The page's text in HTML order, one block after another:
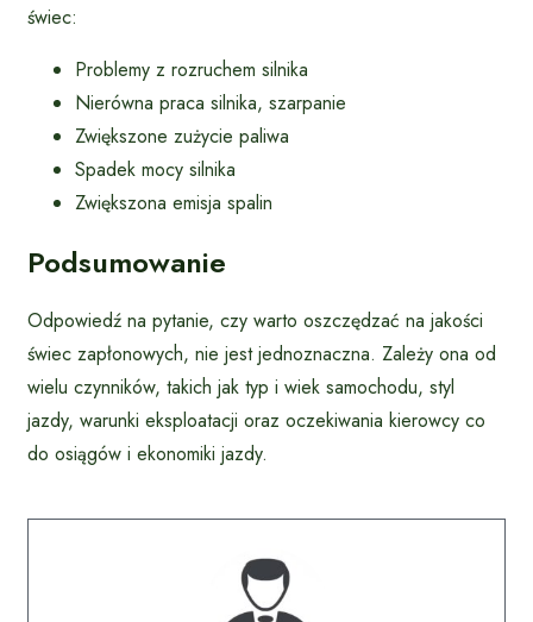
świec:
Problemy z rozruchem silnika
Nierówna praca silnika, szarpanie
Zwiększone zużycie paliwa
Spadek mocy silnika
Zwiększona emisja spalin
Podsumowanie
Odpowiedź na pytanie, czy warto oszczędzać na jakości
świec zapłonowych, nie jest jednoznaczna. Zależy ona od
wielu czynników, takich jak typ i wiek samochodu, styl
jazdy, warunki eksploatacji oraz oczekiwania kierowcy co
do osiągów i ekonomiki jazdy.